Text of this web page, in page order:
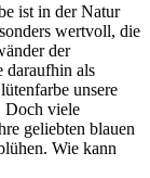
ist in der Natur
wertvoll, die
der
daraufhin als
unsere
Doch viele
geliebten blauen
Wie kann